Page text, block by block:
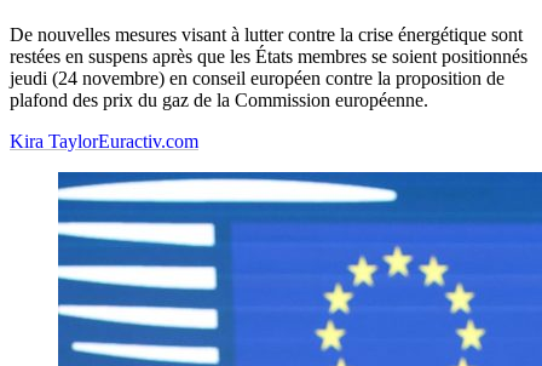
De nouvelles mesures visant à lutter contre la crise énergétique sont
restées en suspens après que les États membres se soient positionnés
jeudi (24 novembre) en conseil européen contre la proposition de
plafond des prix du gaz de la Commission européenne.
Kira TaylorEuractiv.com